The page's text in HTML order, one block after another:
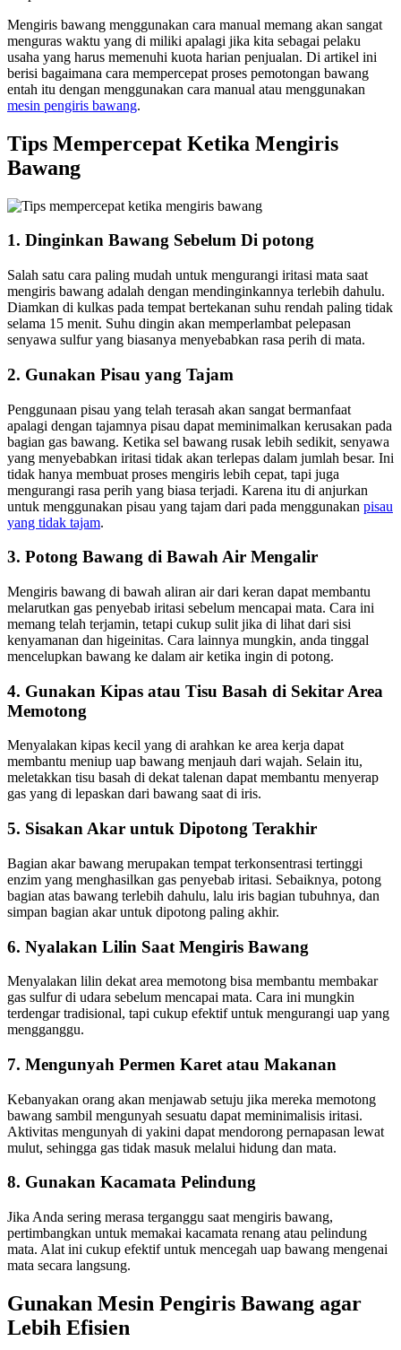
Mengiris bawang menggunakan cara manual memang akan sangat
menguras waktu yang di miliki apalagi jika kita sebagai pelaku
usaha yang harus memenuhi kuota harian penjualan. Di artikel ini
berisi bagaimana cara mempercepat proses pemotongan bawang
entah itu dengan menggunakan cara manual atau menggunakan
mesin pengiris bawang.
Tips Mempercepat Ketika Mengiris
Bawang
1. Dinginkan Bawang Sebelum Di potong
Salah satu cara paling mudah untuk mengurangi iritasi mata saat
mengiris bawang adalah dengan mendinginkannya terlebih dahulu.
Diamkan di kulkas pada tempat bertekanan suhu rendah paling tidak
selama 15 menit. Suhu dingin akan memperlambat pelepasan
senyawa sulfur yang biasanya menyebabkan rasa perih di mata.
2. Gunakan Pisau yang Tajam
Penggunaan pisau yang telah terasah akan sangat bermanfaat
apalagi dengan tajamnya pisau dapat meminimalkan kerusakan pada
bagian gas bawang. Ketika sel bawang rusak lebih sedikit, senyawa
yang menyebabkan iritasi tidak akan terlepas dalam jumlah besar. Ini
tidak hanya membuat proses mengiris lebih cepat, tapi juga
mengurangi rasa perih yang biasa terjadi. Karena itu di anjurkan
untuk menggunakan pisau yang tajam dari pada menggunakan pisau
yang tidak tajam.
3. Potong Bawang di Bawah Air Mengalir
Mengiris bawang di bawah aliran air dari keran dapat membantu
melarutkan gas penyebab iritasi sebelum mencapai mata. Cara ini
memang telah terjamin, tetapi cukup sulit jika di lihat dari sisi
kenyamanan dan higeinitas. Cara lainnya mungkin, anda tinggal
mencelupkan bawang ke dalam air ketika ingin di potong.
4. Gunakan Kipas atau Tisu Basah di Sekitar Area
Memotong
Menyalakan kipas kecil yang di arahkan ke area kerja dapat
membantu meniup uap bawang menjauh dari wajah. Selain itu,
meletakkan tisu basah di dekat talenan dapat membantu menyerap
gas yang di lepaskan dari bawang saat di iris.
5. Sisakan Akar untuk Dipotong Terakhir
Bagian akar bawang merupakan tempat terkonsentrasi tertinggi
enzim yang menghasilkan gas penyebab iritasi. Sebaiknya, potong
bagian atas bawang terlebih dahulu, lalu iris bagian tubuhnya, dan
simpan bagian akar untuk dipotong paling akhir.
6. Nyalakan Lilin Saat Mengiris Bawang
Menyalakan lilin dekat area memotong bisa membantu membakar
gas sulfur di udara sebelum mencapai mata. Cara ini mungkin
terdengar tradisional, tapi cukup efektif untuk mengurangi uap yang
mengganggu.
7. Mengunyah Permen Karet atau Makanan
Kebanyakan orang akan menjawab setuju jika mereka memotong
bawang sambil mengunyah sesuatu dapat meminimalisis iritasi.
Aktivitas mengunyah di yakini dapat mendorong pernapasan lewat
mulut, sehingga gas tidak masuk melalui hidung dan mata.
8. Gunakan Kacamata Pelindung
Jika Anda sering merasa terganggu saat mengiris bawang,
pertimbangkan untuk memakai kacamata renang atau pelindung
mata. Alat ini cukup efektif untuk mencegah uap bawang mengenai
mata secara langsung.
Gunakan Mesin Pengiris Bawang agar
Lebih Efisien